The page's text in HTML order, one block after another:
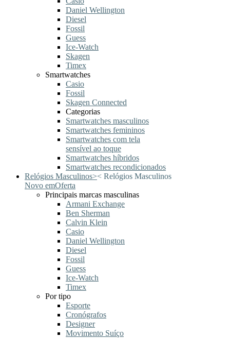
Daniel Wellington
Diesel
Fossil
Guess
Ice-Watch
Skagen
Timex
Smartwatches
Casio
Fossil
Skagen Connected
Categorias
Smartwatches masculinos
Smartwatches femininos
Smartwatches com tela
sensível ao toque
Smartwatches híbridos
Smartwatches recondicionados
Relógios Masculinos>< Relógios Masculinos
Novo emOferta
Principais marcas masculinas
Armani Exchange
Ben Sherman
Calvin Klein
Casio
Daniel Wellington
Diesel
Fossil
Guess
Ice-Watch
Timex
Por tipo
Esporte
Cronógrafos
Designer
Movimento Suíço